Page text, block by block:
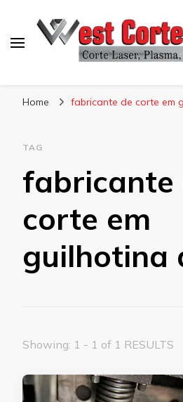
Home fabricante de corte em
TAG
fabricante
corte em
guilhotina
Showing: 1 - 1 of 1 RESULTS